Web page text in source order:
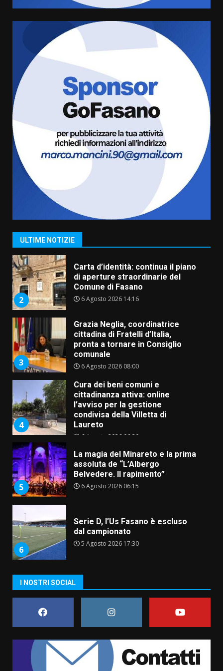
ULTIME NOTIZIE
Serie D, l’Us Fasano è escluso
dal campionato
5 Agosto 2026 17:30
Truffatori in azione nelle
frazioni fasanesi
5 Agosto 2026 11:03
Fasanese ferito a colpi di arma
da fuoco
6 Agosto 2026 18:13
2
Carta d’identità: continua il piano
di aperture straordinarie del
3
Grazia Neglia, coordinatrice
cittadina di Fratelli d’Italia,
pronta a tornare in Consiglio
comunale
6 Agosto 2026 08:00
4
Cura dei beni comuni e
cittadinanza attiva: online
l’avviso per la gestione
condivisa della Villetta di
Laureto
5
La magia del Minareto e la prima
assoluta de “L’Albergo
Belvedere. Il rapimento”
6 Agosto 2026 06:15
6
Serie D, l’Us Fasano è escluso
dal campionato
5 Agosto 2026 17:30
7
Truffatori in azione nelle
frazioni fasanesi
5 Agosto 2026 11:03
Fasanese ferito a colpi di arma
Carta d’identità: continua il piano
di aperture straordinarie del
Comune di Fasano
I NOSTRI SOCIAL